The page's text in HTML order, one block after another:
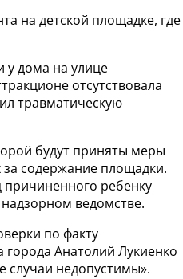
на детской площадке, где
у дома на улице
отсутствовала
травматическую
будут приняты меры
за содержание площадки.
причиненного ребенку
ведомстве.
по факту
Анатолий Лукиенко
случаи недопустимы».